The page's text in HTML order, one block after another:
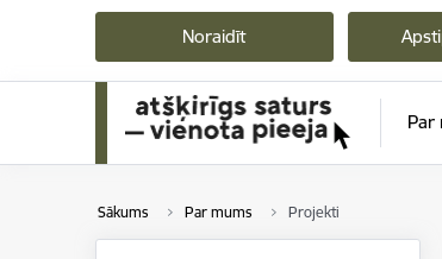
Noraidīt
Par
Sākums Par mums Projekti